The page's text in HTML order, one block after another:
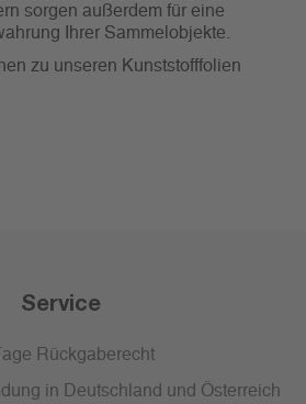
sorgen außerdem für eine
Ihrer Sammelobjekte.
zu unseren Kunststofffolien
Service
Rückgaberecht
in Deutschland und Österreich